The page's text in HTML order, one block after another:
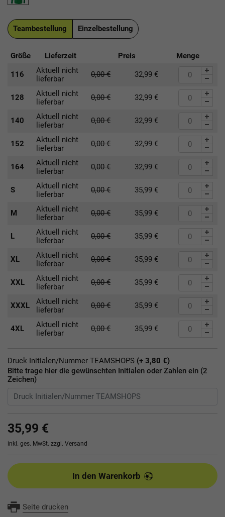
Teambestellung Einzelbestellung
Größe Lieferzeit Preis Menge
116
Aktuell nicht
lieferbar
0,00€ 32,99 €
128
Aktuell nicht
lieferbar
0,00€ 32,99 €
140
Aktuell nicht
lieferbar
0,00€ 32,99 €
152
Aktuell nicht
lieferbar
0,00€ 32,99 €
164
Aktuell nicht
lieferbar
0,00€ 32,99 €
S
Aktuell nicht
lieferbar
0,00€ 35,99 €
M
Aktuell nicht
lieferbar
0,00€ 35,99 €
L
Aktuell nicht
lieferbar
0,00€ 35,99 €
XL
Aktuell nicht
lieferbar
0,00€ 35,99 €
XXL
Aktuell nicht
lieferbar
0,00€ 35,99 €
XXXL
Aktuell nicht
lieferbar
0,00€ 35,99 €
4XL
Aktuell nicht
lieferbar
0,00€ 35,99 €
Druck Initialen/Nummer TEAMSHOPS (+ 3,80 €)
Bitte trage hier die gewünschten Initialen oder Zahlen ein (2
Zeichen)
35,99 €
inkl. ges. MwSt. zzgl. Versand
In den Warenkorb
Seite drucken